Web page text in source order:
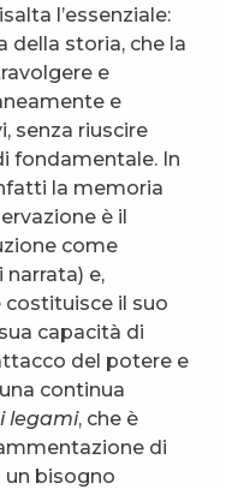
l’essenziale:
della storia, che la
e
e
senza riuscire
fondamentale. In
la memoria
è il
come
e,
il suo
capacità di
del potere e
continua
legami, che è
di
bisogno